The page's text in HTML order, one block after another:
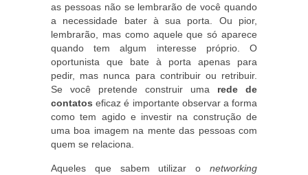
as pessoas não se lembrarão de você quando
a necessidade bater à sua porta. Ou pior,
lembrarão, mas como aquele que só aparece
quando tem algum interesse próprio. O
oportunista que bate à porta apenas para
pedir, mas nunca para contribuir ou retribuir.
Se você pretende construir uma rede de
contatos eficaz é importante observar a forma
como tem agido e investir na construção de
uma boa imagem na mente das pessoas com
quem se relaciona.
Aqueles que sabem utilizar o networking